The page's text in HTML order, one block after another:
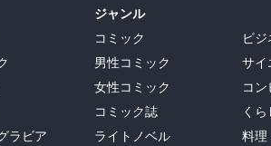
ラビア
ジャンル
コミック
男性コミック
女性コミック
コミック誌
ライトノベル
ビ
サイ
コ
く
料理